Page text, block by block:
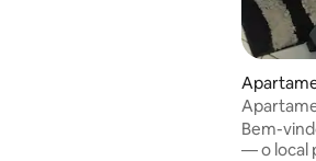
Bem-
— o local